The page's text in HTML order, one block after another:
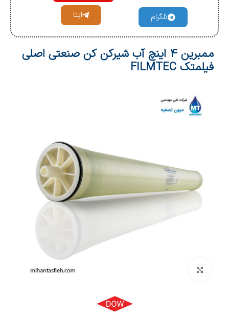
تلگرام ایتا
ممبرین 4 اینچ آب شیرکن کن صنعتی اصلی
فیلمتک FILMTEC
بزرگنمایی تصویر